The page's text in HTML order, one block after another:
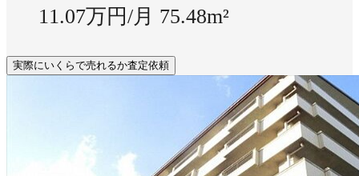
11.07万円/月 75.48m²
実際にいくらで売れるか査定依頼